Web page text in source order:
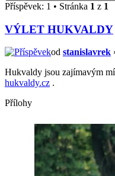
Příspěvek: 1 • Stránka 1 z 1
VÝLET HUKVALDY
od stanislavrek
Hukvaldy jsou zajímavým
hukvaldy.cz .
Přílohy